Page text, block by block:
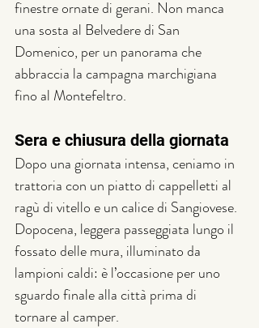
finestre ornate di gerani. Non manca
una sosta al Belvedere di San
Domenico, per un panorama che
abbraccia la campagna marchigiana
fino al Montefeltro.
Sera e chiusura della giornata
Dopo una giornata intensa, ceniamo in
trattoria con un piatto di cappelletti al
ragù di vitello e un calice di Sangiovese.
Dopocena, leggera passeggiata lungo il
fossato delle mura, illuminato da
lampioni caldi: è l’occasione per uno
sguardo finale alla città prima di
tornare al camper.